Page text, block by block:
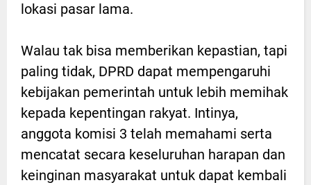
lokasi pasar lama.
Walau tak bisa memberikan kepastian, tapi
paling tidak, DPRD dapat mempengaruhi
kebijakan pemerintah untuk lebih memihak
kepada kepentingan rakyat. Intinya,
anggota komisi 3 telah memahami serta
mencatat secara keseluruhan harapan dan
keinginan masyarakat untuk dapat kembali